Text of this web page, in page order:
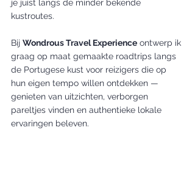
je juist langs de minder bekende
kustroutes.
Bij Wondrous Travel Experience ontwerp ik
graag op maat gemaakte roadtrips langs
de Portugese kust voor reizigers die op
hun eigen tempo willen ontdekken —
genieten van uitzichten, verborgen
pareltjes vinden en authentieke lokale
ervaringen beleven.